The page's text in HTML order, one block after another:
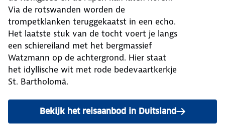
Via de rotswanden worden de
trompetklanken teruggekaatst in een echo.
Het laatste stuk van de tocht voert je langs
een schiereiland met het bergmassief
Watzmann op de achtergrond. Hier staat
het idyllische wit met rode bedevaartkerkje
St. Bartholomä.
Bekijk het reisaanbod in Duitsland